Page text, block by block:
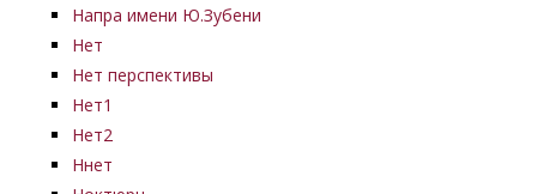
Напра имени Ю.Зубени
Нет
Нет перспективы
Нет1
Нет2
Ннет